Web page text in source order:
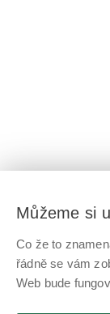
Můžeme si
Co že to
řádně se vám
Web bude